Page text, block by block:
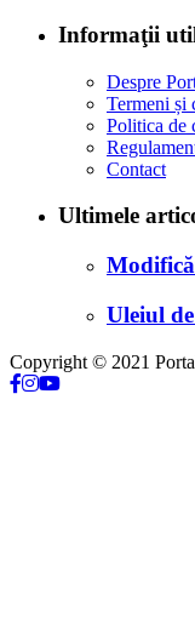
Informaţii
Despre
Termeni și
Politica de
Contact
Ultimele
Uleiul
Copyright © 2021